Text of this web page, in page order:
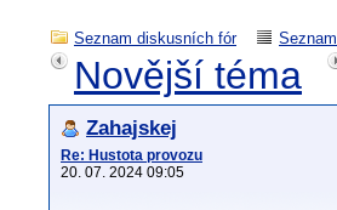
Seznam diskusních fór
Novější téma
Zahajskej
Re: Hustota provozu
20. 07. 2024 09:05